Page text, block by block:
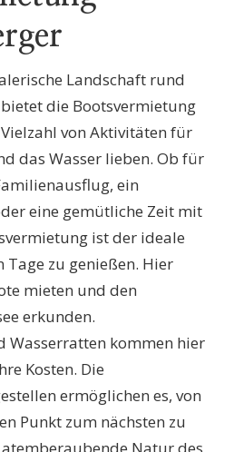
Landschaft rund
die Bootsvermietung
von Aktivitäten für
das Wasser lieben. Ob für
ein
eine gemütliche Zeit mit
ist der ideale
zu genießen. Hier
mieten und den
erkunden.
Wasserratten kommen hier
Kosten. Die
ermöglichen es, von
Punkt zum nächsten zu